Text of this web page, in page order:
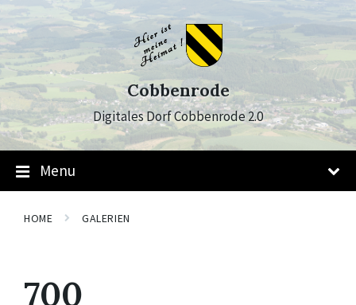
Skip
to
content
Skip
to
main
navigation
Skip
to
footer
Cobbenrode
Digitales Dorf Cobbenrode 2.0
Menu
HOME GALERIEN
700